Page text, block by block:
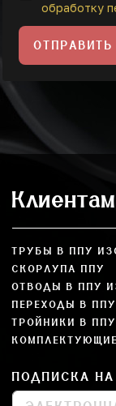
обработку
ОТПРАВИТЬ
Клиентам
ТРУБЫ В ППУ
СКОРЛУПА ППУ
ОТВОДЫ В ППУ
ПЕРЕХОДЫ В
ТРОЙНИКИ В
ПОДПИСКА